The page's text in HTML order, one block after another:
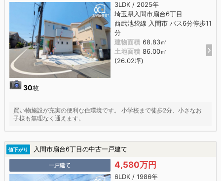
30枚
3LDK / 2025年
埼玉県入間市扇台6丁目
西武池袋線 入間市 バス6分停歩11
分
建物面積 68.83㎡
土地面積 86.00㎡
(26.02坪)
買い物施設が充実の便利な住環境です。 小学校まで徒歩2分、小さなお
子様も無理なく通えます。
値下がり 入間市扇台6丁目の中古一戸建て
一戸建て 4,580万円
6LDK / 1986年